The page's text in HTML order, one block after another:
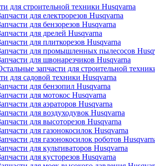
для строительной техники Husqvarna
для електрорезов Husqvarna
для бензорезов Husqvarna
для дрелей Husqvarna
для плиткорезов Husqvarna
для промышленных пылесосов
для швонарезчиков Husqvarna
запчасти для строительной
для садовой техники Husqvarna
для бензопил Husqvarna
для мотокос Husqvarna
для аэраторов Husqvarna
для воздуходувок Husqvarna
для высоторезов Husqvarna
для газонокосилок Husqvarna
для газонокосилок роботов
для культиваторов Husqvarna
для кусторезов Husqvarna